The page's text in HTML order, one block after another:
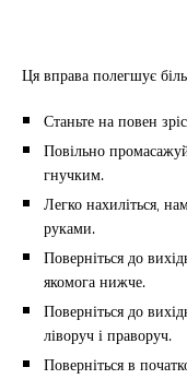
Ця вправа полегшує
Станьте на повен
Повільно
гнучким.
Легко нахиліться,
руками.
Поверніться до
якомога нижче.
Поверніться до
ліворуч і праворуч.
Поверніться в